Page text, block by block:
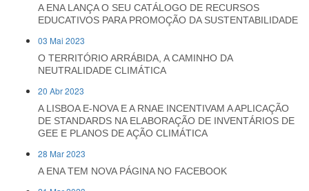
A ENA LANÇA O SEU CATÁLOGO DE RECURSOS
EDUCATIVOS PARA PROMOÇÃO DA SUSTENTABILIDADE
03 Mai 2023
O TERRITÓRIO ARRÁBIDA, A CAMINHO DA
NEUTRALIDADE CLIMÁTICA
20 Abr 2023
A LISBOA E-NOVA E A RNAE INCENTIVAM A APLICAÇÃO
DE STANDARDS NA ELABORAÇÃO DE INVENTÁRIOS DE
GEE E PLANOS DE AÇÃO CLIMÁTICA
28 Mar 2023
A ENA TEM NOVA PÁGINA NO FACEBOOK